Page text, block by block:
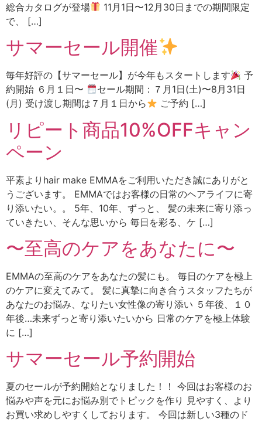
総合カタログが登場
11月1日〜12月30日までの期間限定
で、 […]
サマーセール開催
毎年好評の【サマーセール】が今年もスタートします
予
約開始 ６月１日〜
セール期間：７月1日(土)〜8月31日
(月) 受け渡し期間は７月１日から
ご予約 […]
リピート商品10%OFFキャン
ペーン
平素よりhair make EMMAをご利用いただき誠にありがと
うございます。 EMMAではお客様の日常のヘアライフに寄
り添いたい。。 5年、10年、ずっと、 髪の未来に寄り添っ
ていきたい、そんな思いから 毎日を彩る、ケ […]
〜至高のケアをあなたに〜
EMMAの至高のケアをあなたの髪にも。 毎日のケアを極上
のケアに変えてみて。 髪に真摯に向き合うスタッフたちが
あなたのお悩み、なりたい女性像の寄り添い ５年後、１０
年後…未来ずっと寄り添いたいから 日常のケアを極上体験
に […]
サマーセール予約開始
夏のセールが予約開始となりました！！ 今回はお客様のお
悩みや声を元にお悩み別でトピックを作り 見やすく、より
お買い求めしやすくしております。 今回は新しい3種のド